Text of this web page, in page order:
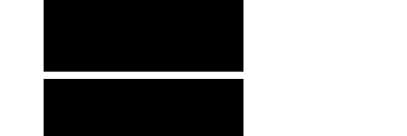
Fil twitter